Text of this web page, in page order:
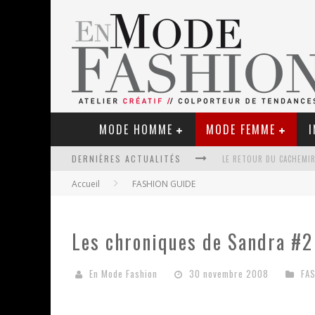
MODE HOMME MODE FEMME
DERNIÈRES ACTUALITÉS LE RETOUR DU
Accueil FASHION GUIDE
Les chroniques de Sandra #2
En Mode Fashion 30 novembre 2008